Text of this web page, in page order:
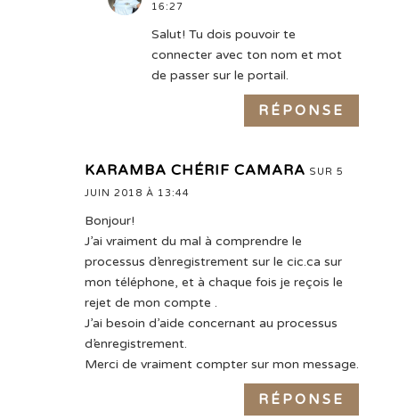
16:27
Salut! Tu dois pouvoir te
connecter avec ton nom et mot
de passer sur le portail.
RÉPONSE
KARAMBA CHÉRIF CAMARA SUR 5
JUIN 2018 À 13:44
Bonjour!
J’ai vraiment du mal à comprendre le
processus d’enregistrement sur le cic.ca sur
mon téléphone, et à chaque fois je reçois le
rejet de mon compte .
J’ai besoin d’aide concernant au processus
d’enregistrement.
Merci de vraiment compter sur mon message.
RÉPONSE